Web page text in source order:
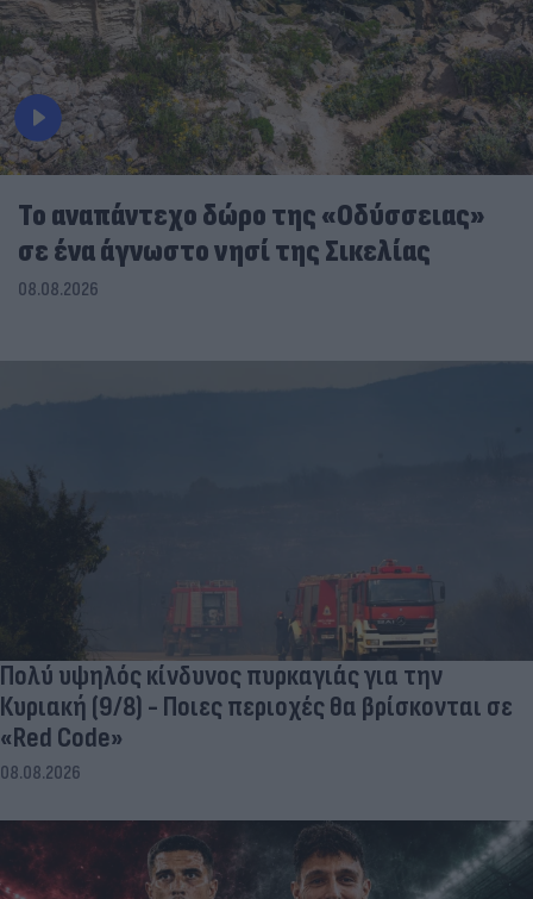
To αναπάντεχο δώρο της «Οδύσσειας»
σε ένα άγνωστο νησί της Σικελίας
08.08.2026
Πολύ υψηλός κίνδυνος πυρκαγιάς για την
Κυριακή (9/8) - Ποιες περιοχές θα βρίσκονται σε
«Red Code»
08.08.2026